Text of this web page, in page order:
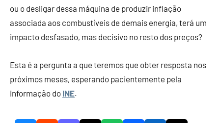
ou o desligar dessa máquina de produzir inflação
associada aos combustíveis de demais energia, terá um
impacto desfasado, mas decisivo no resto dos preços?
Esta é a pergunta a que teremos que obter resposta nos
próximos meses, esperando pacientemente pela
informação do INE.